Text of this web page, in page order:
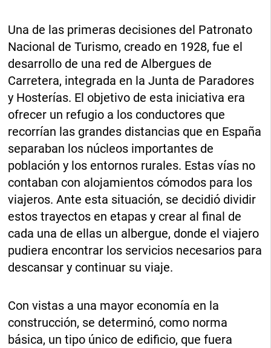
Una de las primeras decisiones del Patronato
Nacional de Turismo, creado en 1928, fue el
desarrollo de una red de Albergues de
Carretera, integrada en la Junta de Paradores
y Hosterías. El objetivo de esta iniciativa era
ofrecer un refugio a los conductores que
recorrían las grandes distancias que en España
separaban los núcleos importantes de
población y los entornos rurales. Estas vías no
contaban con alojamientos cómodos para los
viajeros. Ante esta situación, se decidió dividir
estos trayectos en etapas y crear al final de
cada una de ellas un albergue, donde el viajero
pudiera encontrar los servicios necesarios para
descansar y continuar su viaje.
Con vistas a una mayor economía en la
construcción, se determinó, como norma
básica, un tipo único de edificio, que fuera